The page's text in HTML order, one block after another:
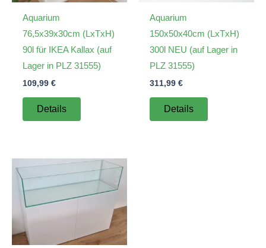
Aquarium
76,5x39x30cm (LxTxH)
90l für IKEA Kallax (auf
Lager in PLZ 31555)
109,99 €
Details
Aquarium
150x50x40cm (LxTxH)
300l NEU (auf Lager in
PLZ 31555)
311,99 €
Details